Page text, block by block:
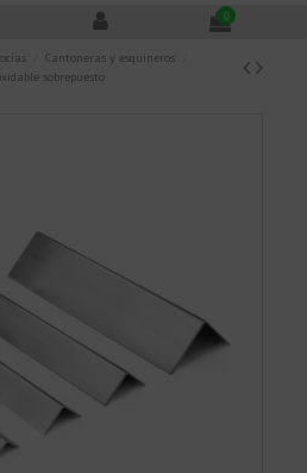
0
Cantoneras y esquineros
sobrepuesto